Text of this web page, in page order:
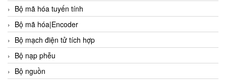
Bộ mã hóa tuyến tính
Bộ mã hóa|Encoder
Bộ mạch điện tử tích hợp
Bộ nạp phễu
Bộ nguồn